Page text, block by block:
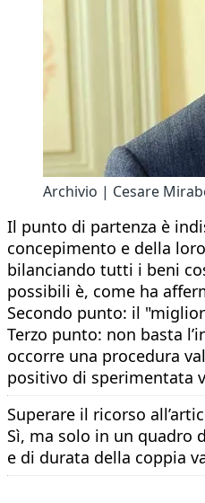
Archivio | Cesare
Il punto di partenza è
concepimento e della
bilanciando tutti i beni
possibili è, come ha
Secondo punto: il
Terzo punto: non basta
occorre una procedura
positivo di sperimentata
Superare il ricorso
Sì, ma solo in un quadro
e di durata della coppia